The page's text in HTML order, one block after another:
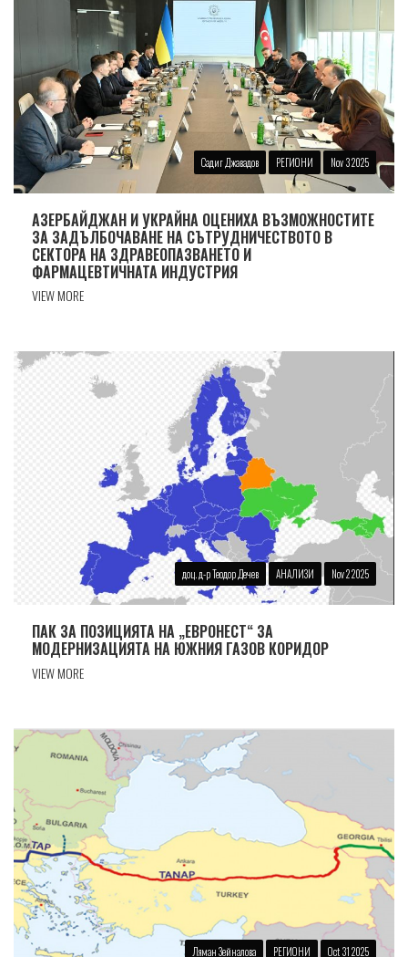
Садиг Джавадов РЕГИОНИ Nov 3 2025
АЗЕРБАЙДЖАН И УКРАЙНА ОЦЕНИХА ВЪЗМОЖНОСТИТЕ
ЗА ЗАДЪЛБОЧАВАНЕ НА СЪТРУДНИЧЕСТВОТО В
СЕКТОРА НА ЗДРАВЕОПАЗВАНЕТО И
ФАРМАЦЕВТИЧНАТА ИНДУСТРИЯ
VIEW MORE
доц. д-р Теодор Дечев АНАЛИЗИ Nov 2 2025
ПАК ЗА ПОЗИЦИЯТА НА „ЕВРОНЕСТ“ ЗА
МОДЕРНИЗАЦИЯТА НА ЮЖНИЯ ГАЗОВ КОРИДОР
VIEW MORE
Ляман Зейналова РЕГИОНИ Oct 31 2025